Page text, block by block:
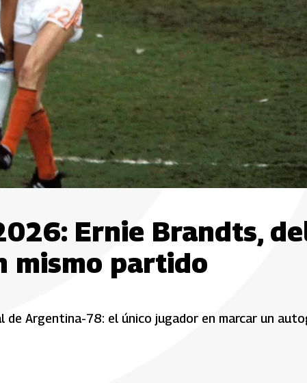
Ernie Brandts,
mismo partido
de Argentina-78: el único jugador en marcar un